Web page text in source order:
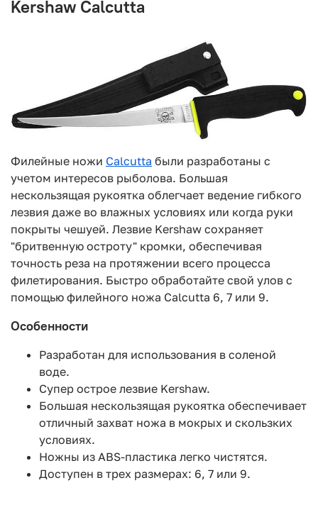
Kershaw Calcutta
Филейные ножи Calcutta были разработаны с
учетом интересов рыболова. Большая
нескользящая рукоятка облегчает ведение гибкого
лезвия даже во влажных условиях или когда руки
покрыты чешуей. Лезвие Kershaw сохраняет
"бритвенную остроту" кромки, обеспечивая
точность реза на протяжении всего процесса
филетирования. Быстро обработайте свой улов с
помощью филейного ножа Calcutta 6, 7 или 9.
Особенности
Разработан для использования в соленой
воде.
Супер острое лезвие Kershaw.
Большая нескользящая рукоятка обеспечивает
отличный захват ножа в мокрых и скользких
условиях.
Ножны из ABS-пластика легко чистятся.
Доступен в трех размерах: 6, 7 или 9.